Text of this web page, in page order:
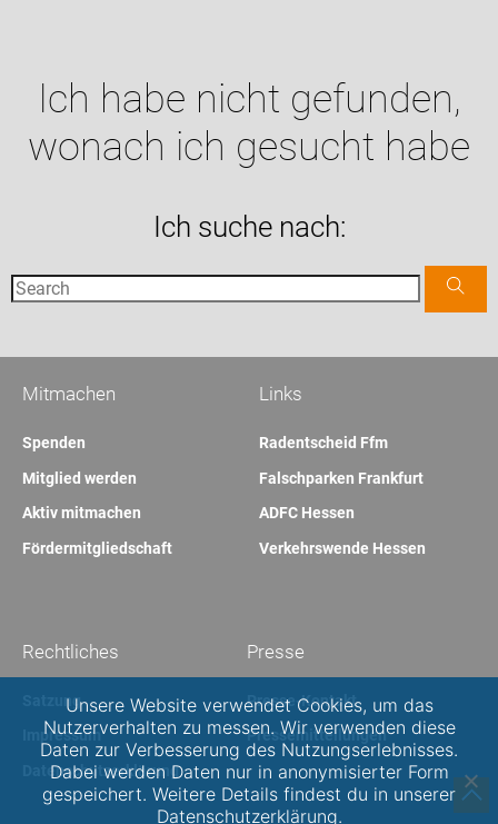
Ich habe nicht gefunden,
wonach ich gesucht habe
Ich suche nach:
Links
Radentscheid Ffm
Falschparken Frankfurt
ADFC Hessen
Verkehrswende Hessen
Mitmachen
Spenden
Mitglied werden
Aktiv mitmachen
Fördermitgliedschaft
Presse
Presse-Kontakt
Pressemitteilungen
Rechtliches
Satzung
Impressum
Datenschutzerklärung
Unsere Website verwendet Cookies, um das
Nutzerverhalten zu messen. Wir verwenden diese
Daten zur Verbesserung des Nutzungserlebnisses.
Dabei werden Daten nur in anonymisierter Form
gespeichert. Weitere Details findest du in unserer
Datenschutzerklärung.